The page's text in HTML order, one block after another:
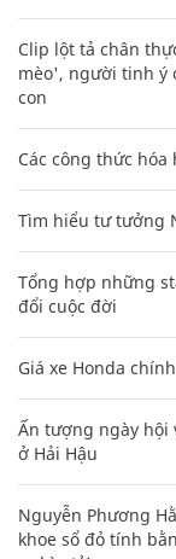
Clip lột tả chân
mèo', người tinh ý
con
Các công thức
Tìm hiểu tư tưởng
Tổng hợp những
đổi cuộc đời
Giá xe Honda
Ấn tượng ngày hội
ở Hải Hậu
Nguyễn Phương
khoe sổ đỏ tính